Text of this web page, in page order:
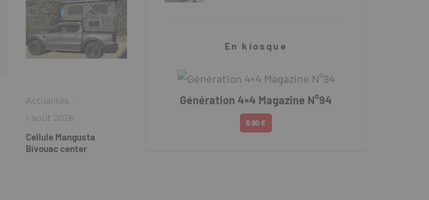
Actualités ·
1 août 2026
Cellule Mangusta
Bivouac center
En kiosque
Génération 4×4 Magazine N°94
6.90 €